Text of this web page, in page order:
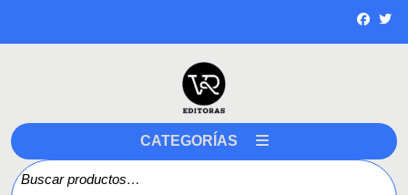
contenido
CATEGORÍAS
Buscar por: